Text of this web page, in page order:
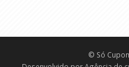
© Só